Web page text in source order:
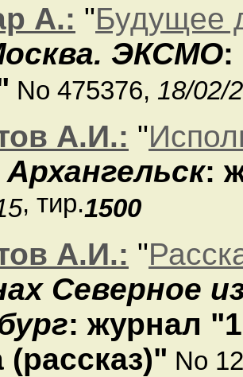
А.: "Будущее
ЭКСМО:
No 475376, 18/02/
А.И.: "
Архангельск:
, тир.1500
А.И.: "
Северное
: журнал
(рассказ)" No